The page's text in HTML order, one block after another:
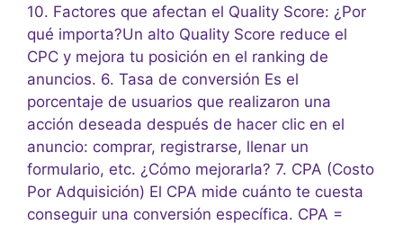
10. Factores que afectan el Quality Score: ¿Por
qué importa?Un alto Quality Score reduce el
CPC y mejora tu posición en el ranking de
anuncios. 6. Tasa de conversión Es el
porcentaje de usuarios que realizaron una
acción deseada después de hacer clic en el
anuncio: comprar, registrarse, llenar un
formulario, etc. ¿Cómo mejorarla? 7. CPA (Costo
Por Adquisición) El CPA mide cuánto te cuesta
conseguir una conversión específica. CPA =